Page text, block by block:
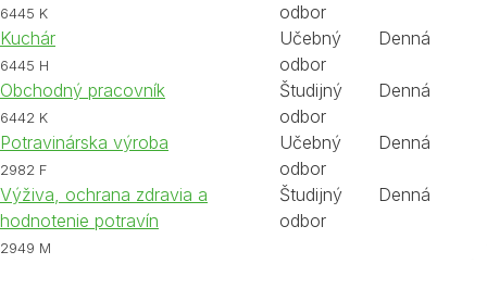
6445 K
odbor
Kuchár
6445 H
Učebný
odbor
Denná
Obchodný pracovník
6442 K
Študijný
odbor
Denná
Potravinárska výroba
2982 F
Učebný
odbor
Denná
Výživa, ochrana zdravia a
hodnotenie potravín
2949 M
Študijný
odbor
Denná